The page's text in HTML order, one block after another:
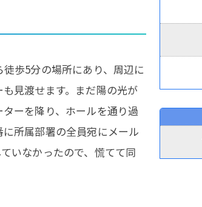
歩5分の場所にあり、周辺に
見渡せます。まだ陽の光が
ーを降り、ホールを通り過
所属部署の全員宛にメール
いなかったので、慌てて同